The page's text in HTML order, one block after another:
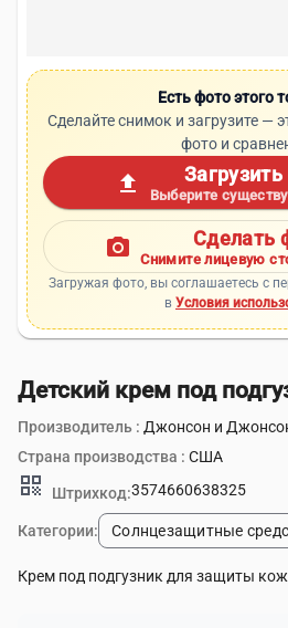
Есть фото этого
Сделайте снимок и загрузите —
фото и
upload Выберите
photo_camera Сделать
Снимите лицевую
Загружая фото, вы соглашаетесь с
в Условия
Детский крем под
Производитель : Джонсон и
Страна производства : США
qr_code Штрихкод:3574660638325
Категории: Солнцезащитные
Крем под подгузник для защиты